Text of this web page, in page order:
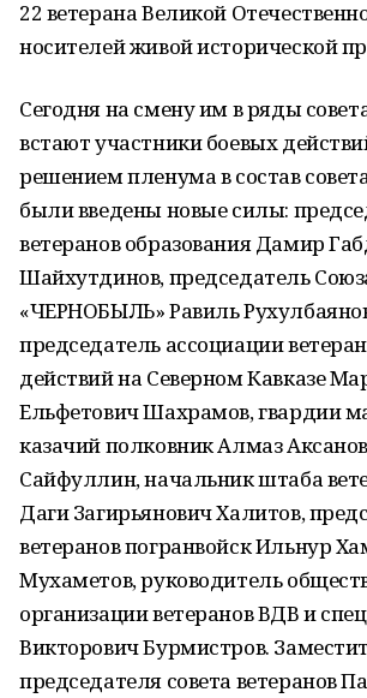
22 ветерана Великой
носителей живой исторической
Сегодня на смену им в ряды
встают участники боевых
решением пленума в состав
были введены новые силы:
ветеранов образования Дамир
Шайхутдинов, председатель
«ЧЕРНОБЫЛЬ» Равиль
председатель ассоциации
действий на Северном Кавказе
Ельфетович Шахрамов, гвардии
казачий полковник Алмаз
Сайфуллин, начальник штаба
Даги Загирьянович Халитов,
ветеранов погранвойск Ильнур
Мухаметов, руководитель
организации ветеранов ВДВ и
Викторович Бурмистров.
председателя совета ветеранов